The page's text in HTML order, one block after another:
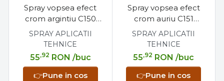
Spray vopsea efect
crom argintiu C150
Pintyplus 400 ml,
decorativ, pentru
metal si plastic
SPRAY APLICATII
TEHNICE
55,92 RON /buc
👉Pune in cos
Spray vopsea efect
crom auriu C151
Pintyplus 400 ml,
decorativ, pentru
metal si plastic
SPRAY APLICATII
TEHNICE
55,92 RON /buc
👉Pune in cos